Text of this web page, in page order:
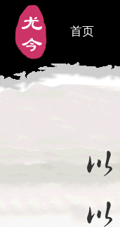
首页